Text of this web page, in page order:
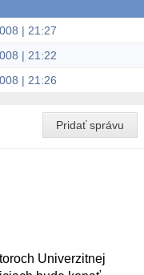
| 21:27
| 21:22
| 21:26
Pridať správu
Univerzitnej